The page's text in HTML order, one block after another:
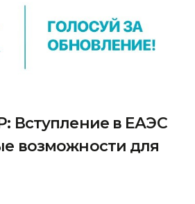
Вступление в ЕАЭС
возможности для